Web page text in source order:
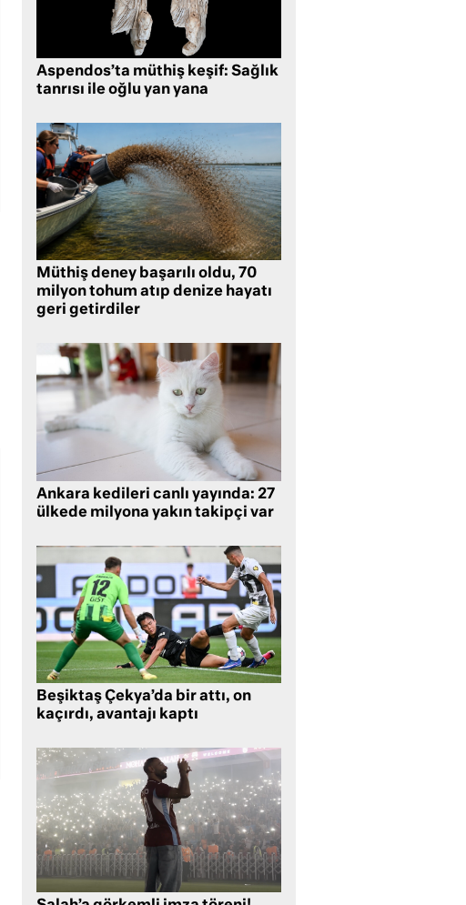
Aspendos’ta müthiş keşif: Sağlık
tanrısı ile oğlu yan yana
Müthiş deney başarılı oldu, 70
milyon tohum atıp denize hayatı
geri getirdiler
Ankara kedileri canlı yayında: 27
ülkede milyona yakın takipçi var
Beşiktaş Çekya’da bir attı, on
kaçırdı, avantajı kaptı